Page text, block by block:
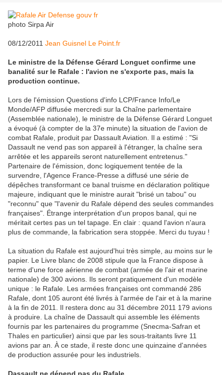
photo Sirpa Air
08/12/2011 Jean Guisnel Le Point.fr
Le ministre de la Défense Gérard Longuet confirme une
banalité sur le Rafale : l'avion ne s'exporte pas, mais la
production continue.
Lors de l'émission Questions d'info LCP/France Info/Le
Monde/AFP diffusée mercredi sur la Chaîne parlementaire
(Assemblée nationale), le ministre de la Défense Gérard Longuet
a évoqué (à compter de la 37e minute) la situation de l'avion de
combat Rafale, produit par Dassault Aviation. Il a estimé : "Si
Dassault ne vend pas son appareil à l'étranger, la chaîne sera
arrêtée et les appareils seront naturellement entretenus."
Partenaire de l'émission, donc logiquement tentée de la
survendre, l'Agence France-Presse a diffusé une série de
dépêches transformant ce banal truisme en déclaration politique
majeure, indiquant que le ministre aurait "brisé un tabou" ou
"reconnu" que "l'avenir du Rafale dépend des seules commandes
françaises". Étrange interprétation d'un propos banal, qui ne
méritait certes pas un tel tapage. En clair : quand l'avion n'aura
plus de commande, la fabrication sera stoppée. Merci du tuyau !
La situation du Rafale est aujourd'hui très simple, au moins sur le
papier. Le Livre blanc de 2008 stipule que la France dispose à
terme d'une force aérienne de combat (armée de l'air et marine
nationale) de 300 avions. Ils seront pratiquement d'un modèle
unique : le Rafale. Les armées françaises ont commandé 286
Rafale, dont 105 auront été livrés à l'armée de l'air et à la marine
à la fin de 2011. Il restera donc au 31 décembre 2011 179 avions
à produire. La chaîne de Dassault qui assemble les éléments
fournis par les partenaires du programme (Snecma-Safran et
Thales en particulier) ainsi que par les sous-traitants livre 11
avions par an. À ce stade, il reste donc une quinzaine d'années
de production assurée pour les industriels.